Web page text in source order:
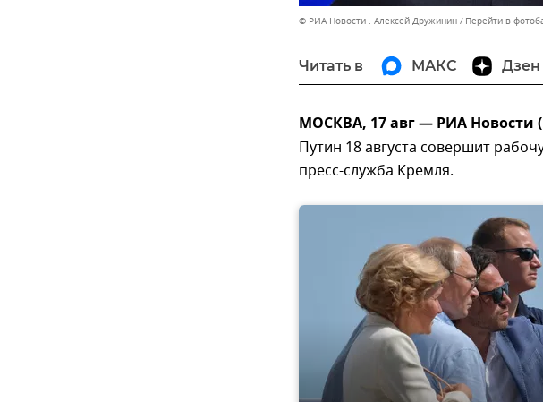
© РИА Новости . Алексей Дружинин Перейти в
Читать в МАКС Дзен
МОСКВА, 17 авг — РИА Новости
Путин 18 августа совершит
пресс-служба Кремля.